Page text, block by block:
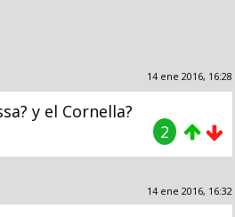
14 ene 2016, 16:28
y el Cornella?
2
14 ene 2016, 16:32